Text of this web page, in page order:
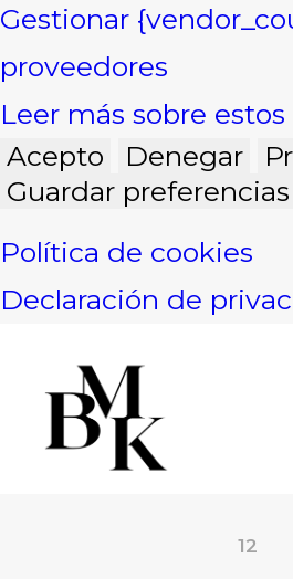
Gestionar
proveedores
Leer más sobre
Acepto
Denegar
Guardar preferencias
Política de cookies
Declaración de
12